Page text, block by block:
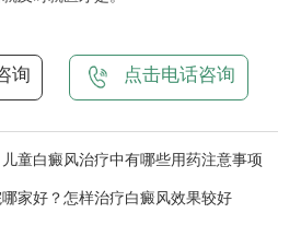
询 点击电话咨询
童白癜风治疗中有哪些用药注意事项
家好？怎样治疗白癜风效果较好